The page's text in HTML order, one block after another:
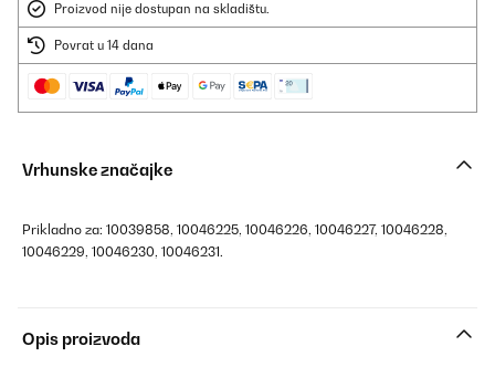
Proizvod nije dostupan na skladištu.
Povrat u 14 dana
Vrhunske značajke
Prikladno za: 10039858, 10046225, 10046226, 10046227, 10046228,
10046229, 10046230, 10046231.
Opis proizvoda